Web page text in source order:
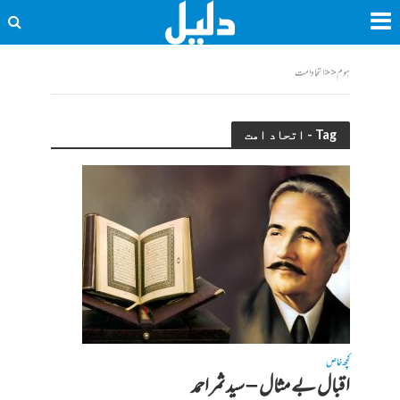
ہوم<<اتحاد امت
Tag - اتحاد امت
کچھ خاص
اقبال بے مثال – سید ثمر احمد